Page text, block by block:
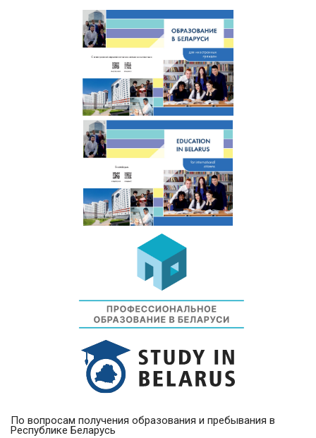
По вопросам получения образования и пребывания в
Республике Беларусь